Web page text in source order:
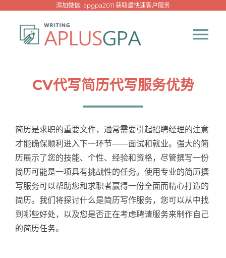
添加微信: apgpa2011 获取最快速客户服务
代考专家
网课专家
代写资讯
CV代写简历代写服务优势
简历是求职的重要文件，通常需要引起招聘经理的注意
才能确保顺利进入下一环节——面试和就业。强大的简
历展示了您的技能、个性、经验和资格，尽管撰写一份
简历可能是一项具有挑战性的任务。使用专业的简历撰
写服务可以帮助您和求职者赢得一份全面而精心打造的
简历。我们将探讨什么是简历写作服务，您可以从中找
到哪些好处，以及您是否正在考虑聘请服务来制作自己
的简历任务。